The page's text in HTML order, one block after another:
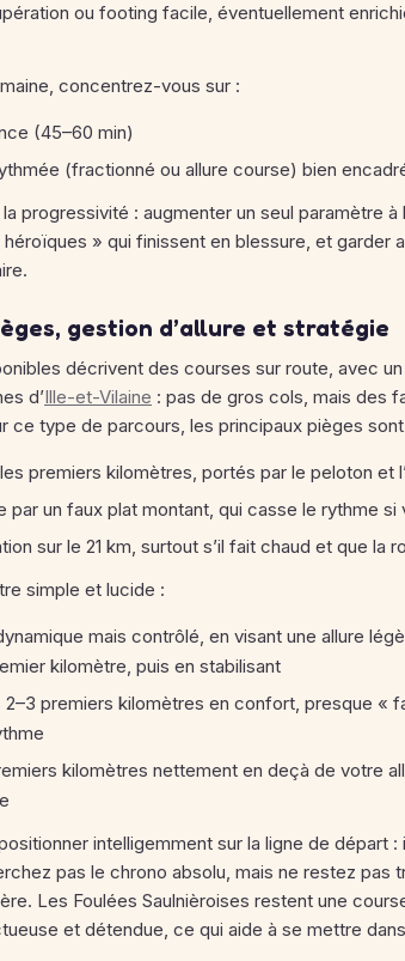
ou footing facile, éventuellement
concentrez-vous sur :
(45–60 min)
(fractionné ou allure course) bien
progressivité : augmenter un seul paramètre
» qui finissent en blessure, et garder
gestion d’allure et stratégie
décrivent des courses sur route, avec
d’Ille-et-Vilaine : pas de gros cols, mais des
ce type de parcours, les principaux pièges
premiers kilomètres, portés par le peloton et
par un faux plat montant, qui casse le rythme
sur le 21 km, surtout s’il fait chaud et que la
simple et lucide :
mais contrôlé, en visant une allure
kilomètre, puis en stabilisant
2–3 premiers kilomètres en confort, presque «
kilomètres nettement en deçà de votre
intelligemment sur la ligne de départ
pas le chrono absolu, mais ne restez pas
Les Foulées Saulnièroises restent une
et détendue, ce qui aide à se mettre